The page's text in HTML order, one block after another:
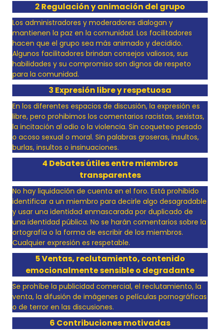
2 Regulación y animación del grupo
Los administradores y moderadores dialogan y
mantienen la paz en la comunidad. Los facilitadores
hacen que el grupo sea más animado y decidido.
Algunos facilitadores brindan consejos valiosos, sus
habilidades y su compromiso son dignos de respeto
para la comunidad.
3 Expresión libre y respetuosa
En los diferentes espacios de discusión, la expresión es
libre, pero prohibimos los comentarios racistas, sexistas,
la incitación al odio o la violencia. Sin coqueteo pesado
o acoso sexual o moral. Sin palabras groseras, insultos,
burlas, insultos o insinuaciones.
4 Debates útiles entre miembros
transparentes
No hay liquidación de cuenta en el foro. Está prohibido
identificar a un miembro para decirle algo desagradable
y usar una identidad enmascarada por duplicado de
una identidad pública. No se harán comentarios sobre la
ortografía o la forma de escribir de los miembros.
Cualquier expresión es respetable.
5 Ventas, reclutamiento, contenido
emocionalmente sensible o degradante
Se prohíbe la publicidad comercial, el reclutamiento, la
venta, la difusión de imágenes o películas pornográficas
o de terror en las discusiones.
6 Contribuciones motivadas